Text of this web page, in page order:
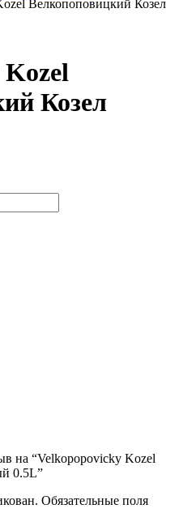
Велкопоповицкий Козел
Козел
на “Velkopopovicky Kozel
0.5L”
Обязательные поля